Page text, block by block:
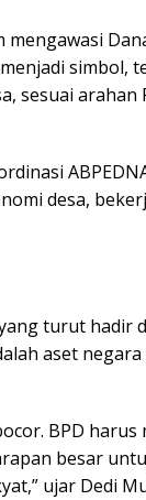
mengawasi
simbol,
sesuai arahan
desa,
turut hadir
aset
BPD
besar
ujar Dedi